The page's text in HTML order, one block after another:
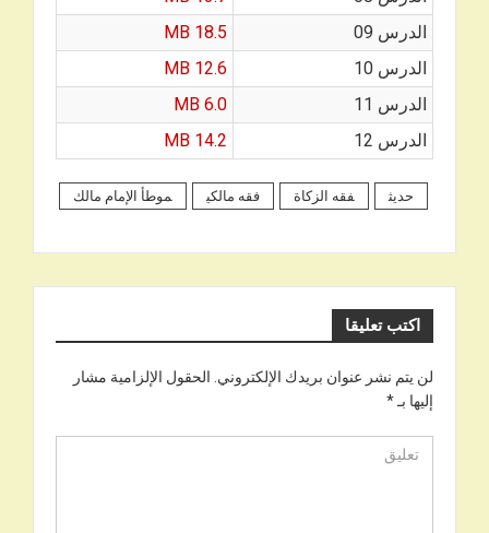
الدرس 09
18.5 MB
الدرس 10
12.6 MB
الدرس 11
6.0 MB
الدرس 12
14.2 MB
حديث فقه الزكاة فقه مالكي موطأ الإمام مالك
اكتب تعليقا
لن يتم نشر عنوان بريدك الإلكتروني. الحقول الإلزامية مشار
إليها بـ*